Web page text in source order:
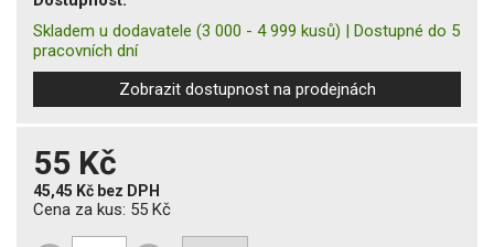
Skladem u dodavatele (3 000 - 4 999 kusů) | Dostupné do 5
pracovních dní
Zobrazit dostupnost na prodejnách
55 Kč
45,45 Kč bez DPH
Cena za kus: 55 Kč